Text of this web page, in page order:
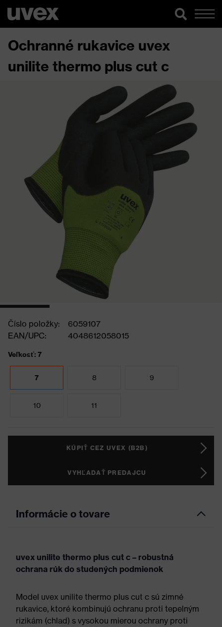
Ochranné rukavice uvex
unilite thermo plus cut c
Číslo položky:
6059107
EAN/UPC:
4048612058015
Veľkosť: 7
7 8 9
10 11
KÚPIŤ CEZ UVEX (B2B)
VYHĽADAŤ PREDAJCU
Informácie o tovare
uvex unilite thermo plus cut c – robustná
ochrana rúk do studených podmienok
Model uvex unilite thermo plus cut c sú zimné
rukavice, ktoré kombinujú ochranu proti tepelným
rizikám (chlad) s vysokou mierou ochrany proti